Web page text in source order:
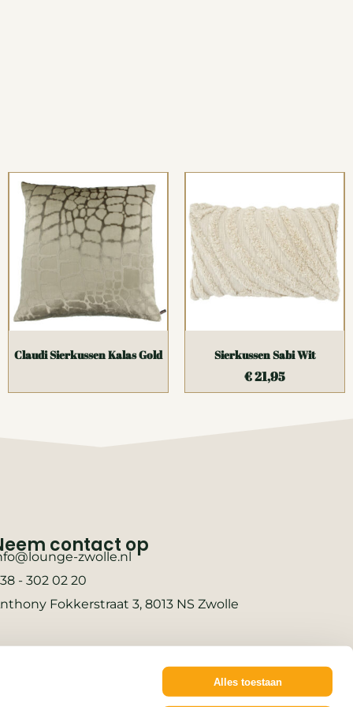
Alles toestaan
Claudi Sierkussen Kalas Gold Sierkussen Sabi Wit
€21,95
contact op
zwolle.nl
- 302 02 20
Fokkerstraat 3, 8013 NS Zwolle